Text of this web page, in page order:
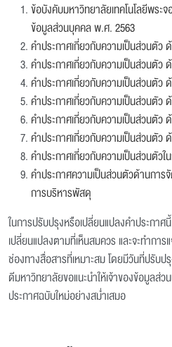
ข้อบังคับมหาวิทยาลัยเทคโนโลยีพระ
ข้อมูลส่วนบุคคล พ.ศ. 2563
คำประกาศเกี่ยวกับความเป็นส่วนตัว
คำประกาศเกี่ยวกับความเป็นส่วนตัว
คำประกาศเกี่ยวกับความเป็นส่วนตัว
คำประกาศเกี่ยวกับความเป็นส่วนตัว
คำประกาศเกี่ยวกับความเป็นส่วนตั
คำประกาศเกี่ยวกับความเป็นส่วนตัว
คำประกาศเกี่ยวกับความเป็นส่วนตัว
คำประกาศความเป็นส่วนตัวด้านกา
การบริหารพัสดุ
ในการปรับปรุงหรือเปลี่ยนแปลงคำประกา
เปลี่ยนแปลงตามที่เห็นสมควร และจะทำกา
ช่องทางสื่อสารที่เหมาะสม โดยมีวันที่ปรับ
ดีมหาวิทยาลัยขอแนะนำให้เจ้าของข้อมูลส่
ประกาศฉบับใหม่อย่างสม่ำเสมอ